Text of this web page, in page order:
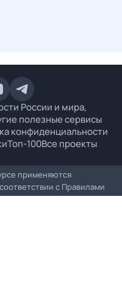
России и мира,
полезные сервисы
конфиденциальности
Топ-100Все проекты
применяются
с Правилами